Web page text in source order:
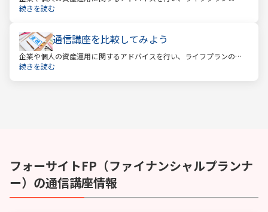
計を提案するファイナンシャルプランナー。
続きを読む
通信講座を比較してみよう
企業や個人の資産運用に関するアドバイスを行い、ライフプランの設
計を提案するファイナンシャルプランナー。
続きを読む
フォーサイトFP（ファイナンシャルプランナ
ー） の通信講座情報